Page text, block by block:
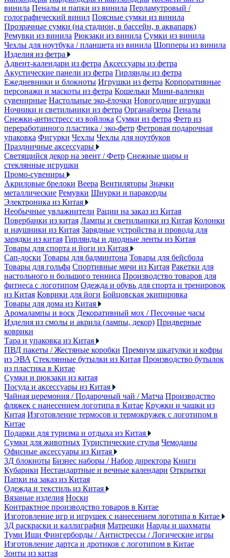
винила Пеналы и папки из винила Перламутровый /
голографический винил Поясные сумки из винила
Прозрачные сумки (на стадион, в бассейн, в аквапарк)
Ремувки из винила Рюкзаки из винила Сумки из винила
Чехлы для ноутбука / планшета из винила Шопперы из винила
Изделия из фетра
Адвент-календари из фетра Аксессуары из фетра
Акустические панели из фетра Гирлянды из фетра
Ежедневники и блокноты Игрушки из фетра Корпоративные
персонажи и маскоты из фетра Кошельки Мини-валенки
сувенирные Настольные эко-ёлочки Новогодние игрушки
Ночники и светильники из фетра Органайзеры Пеналы
Снежки-антистресс из войлока Сумки из фетра Фетр из
переработанного пластика / эко-фетр Фетровая подарочная
упаковка Фигурки Чехлы Чехлы для ноутбуков
Праздничные аксессуары
Светящийся декор на эвент / Фетр Снежные шары и
стеклянные игрушки
Промо-сувениры
Акриловые брелоки Веера Вентиляторы Значки
металлические Ремувки Шнурки и паракорды
Электроника из Китая
Необычные увлажнители Рации на заказ из Китая
Повербанки из китая Лампы и светильники из Китая Колонки
и наушники из Китая Зарядные устройства и провода для
зарядки из китая Гирлянды и диодные ленты из Китая
Товары для спорта и йоги из Китая
Сап-доски Товары для бадминтона Товары для бейсбола
Товары для гольфа Спортивные мячи из Китая Ракетки для
настольного и большого тенниса Производство товаров для
фитнеса с логотипом Одежда и обувь для спорта и тренировок
из Китая Коврики для йоги Бойцовская экипировка
Товары для дома из Китая
Аромалампы и воск Декоративный мох / Песочные часы
Изделия из смолы и акрила (лампы, декор) Придверные
коврики
Тара и упаковка из Китая
ПВД пакеты / Жестяные коробки Премиум шкатулки и кофры
из ЭВА Стеклянные бутылки из Китая Производство бутылок
из пластика в Китае
Сумки и рюкзаки из китая
Посуда и аксессуары из Китая
Чайная церемония / Подарочный чай / Матча Производство
фляжек с нанесением логотипа в Китае Кружки и чашки из
Китая Изготовление термосов и термокружек с логотипом в
Китае
Подарки для туризма и отдыха из Китая
Сумки для животных Туристические стулья Чемоданы
Офисные аксессуары из Китая
3Д блокноты Бизнес наборы / Набор директора Книги
Кубарики Нестандартные и вечные календари Открытки
Папки на заказ из Китая
Одежда и текстиль из Китая
Вязаные изделия Носки
Контрактное производство товаров в Китае
Изготовление игр и игрушек с нанесением логотипа в Китае
3Д раскраски и каллиграфия Матрешки Нарды и шахматы
Туми Иши Фингерборды / Антистрессы / Логические игры
Изготовление дартса и дротиков с логотипом в Китае
Зонты из китая